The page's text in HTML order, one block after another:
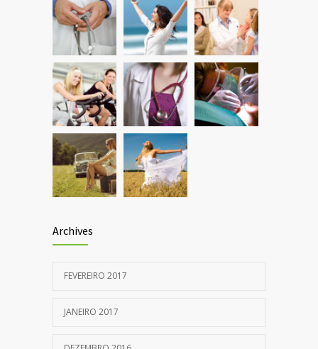
Can breakfast help keep us thin? Nutrition
science is tricky
1296
JANEIRO 5, 2017
Archives
FEVEREIRO 2017
JANEIRO 2017